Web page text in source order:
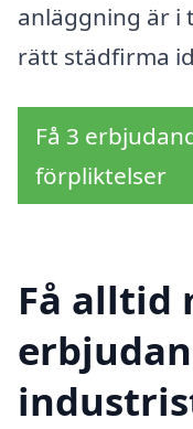
anläggning är i
rätt städfirma
Få 3
förpliktelser
Få alltid